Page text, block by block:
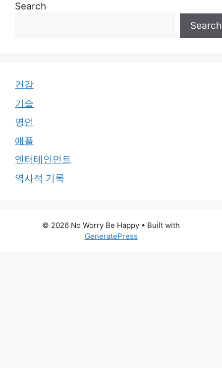
Search
Search
건강
기술
명언
애플
엔터테인먼트
역사적 기록
© 2026 No Worry Be Happy • Built with
GeneratePress